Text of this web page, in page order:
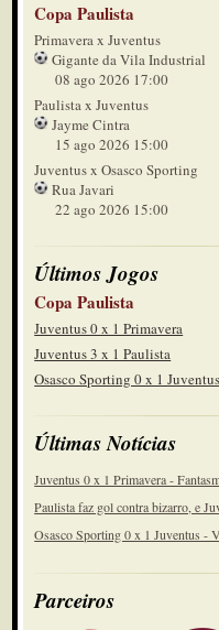
Copa Paulista
Primavera x Juventus
Gigante da Vila Industrial
08 ago 2026 17:00
Paulista x Juventus
Jayme Cintra
15 ago 2026 15:00
Juventus x Osasco Sporting
Rua Javari
22 ago 2026 15:00
Últimos Jogos
Copa Paulista
Juventus 0 x 1 Primavera
Juventus 3 x 1 Paulista
Osasco Sporting 0 x 1 Juventus
Últimas Notícias
Juventus 0 x 1 Primavera -
Paulista faz gol contra bizarro, e
Osasco Sporting 0 x 1 Juventus -
Parceiros